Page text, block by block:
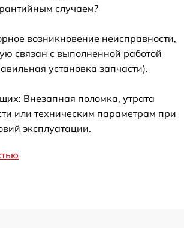
случаем?
возникновение неисправности,
связан с выполненной работой
установка запчасти).
Внезапная поломка, утрата
или техническим параметрам при
эксплуатации.